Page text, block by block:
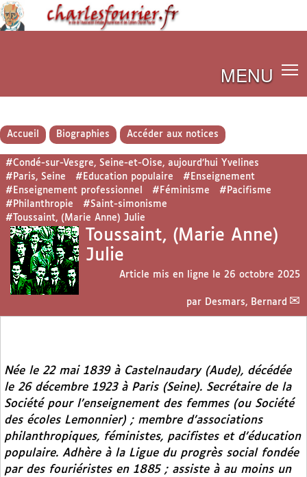
MENU
Accueil Biographies Accéder aux notices
#Condé-sur-Vesgre, Seine-et-Oise, aujourd’hui Yvelines
#Paris, Seine
#Education populaire
#Enseignement
#Enseignement professionnel
#Féminisme
#Pacifisme
#Philanthropie
#Saint-simonisme
#Toussaint, (Marie Anne) Julie
Toussaint, (Marie Anne)
Julie
Article mis en ligne le 26 octobre 2025
par Desmars, Bernard
Née le 22 mai 1839 à Castelnaudary (Aude), décédée
le 26 décembre 1923 à Paris (Seine). Secrétaire de la
Société pour l’enseignement des femmes (ou Société
des écoles Lemonnier) ; membre d’associations
philanthropiques, féministes, pacifistes et d’éducation
populaire. Adhère à la Ligue du progrès social fondée
par des fouriéristes en 1885 ; assiste à au moins un